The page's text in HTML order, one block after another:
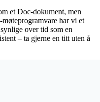
et Doc-dokument, men
har vi et
over tid som en
– ta gjerne en titt uten å